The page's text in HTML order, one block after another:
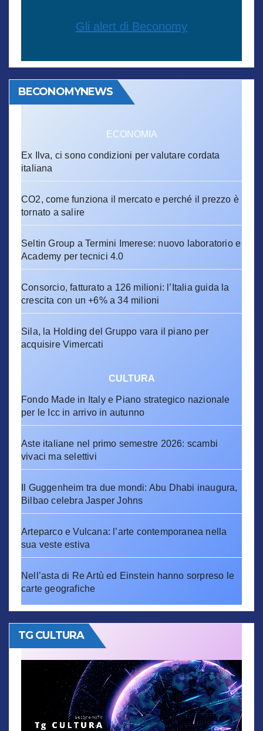
Gli alert di Beconomy
BECONOMYNEWS
ECONOMIA
Ex Ilva, ci sono condizioni per valutare cordata
italiana
CO2, come funziona il mercato e perché il prezzo è
tornato a salire
Seltin Group a Termini Imerese: nuovo laboratorio e
Academy per tecnici 4.0
Consorcio, fatturato a 126 milioni: l’Italia guida la
crescita con un +6% a 34 milioni
Sila, la Holding del Gruppo vara il piano per
acquisire Vimercati
CULTURA
Fondo Made in Italy e Piano strategico nazionale
per le Icc in arrivo in autunno
Aste italiane nel primo semestre 2026: scambi
vivaci ma selettivi
Il Guggenheim tra due mondi: Abu Dhabi inaugura,
Bilbao celebra Jasper Johns
Arteparco e Vulcana: l’arte contemporanea nella
sua veste estiva
Nell’asta di Re Artù ed Einstein hanno sorpreso le
carte geografiche
TG CULTURA